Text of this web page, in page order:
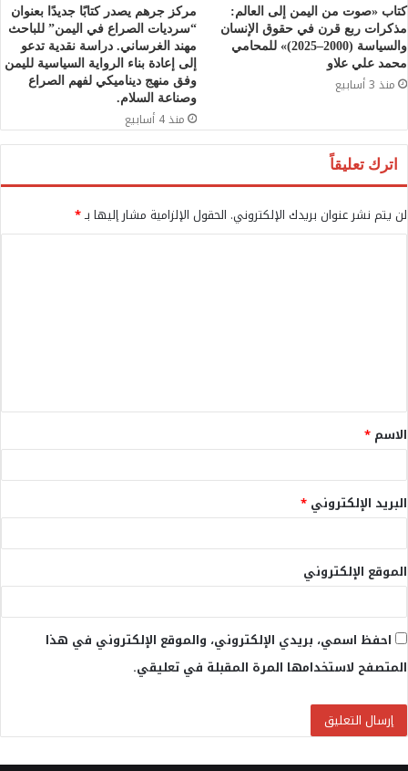
كتاب «صوت من اليمن إلى العالم:
مذكرات ربع قرن في حقوق الإنسان
والسياسة (2000–2025)» للمحامي
محمد علي علاو
منذ 3 أسابيع
مركز جرهم يصدر كتابًا جديدًا بعنوان
“سرديات الصراع في اليمن” للباحث
مهند الغرساني. دراسة نقدية تدعو
إلى إعادة بناء الرواية السياسية لليمن
وفق منهج ديناميكي لفهم الصراع
وصناعة السلام.
منذ 4 أسابيع
اترك تعليقاً
لن يتم نشر عنوان بريدك الإلكتروني. الحقول الإلزامية مشار إليها بـ*
ق
*
الاسم *
البريد الإلكتروني *
الموقع الإلكتروني
احفظ اسمي، بريدي الإلكتروني، والموقع الإلكتروني في هذا
المتصفح لاستخدامها المرة المقبلة في تعليقي.